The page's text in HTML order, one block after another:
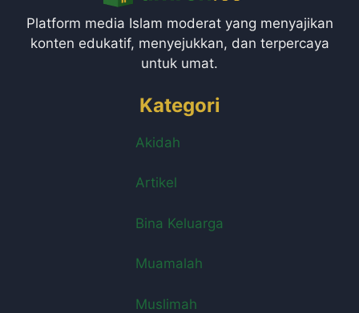
Platform media Islam moderat yang menyajikan
konten edukatif, menyejukkan, dan terpercaya
untuk umat.
Kategori
Akidah
Artikel
Bina Keluarga
Muamalah
Muslimah